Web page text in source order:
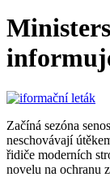
Začíná sezóna
neschovávají
řidiče moderních
novelu na ochranu